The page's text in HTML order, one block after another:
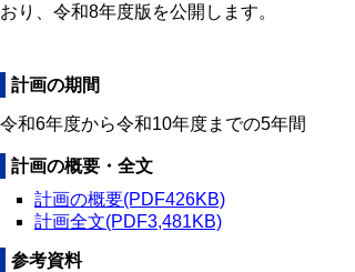
おり、令和8年度版を公開します。
計画の期間
令和6年度から令和10年度までの5年間
計画の概要・全文
計画の概要(PDF426KB)
計画全文(PDF3,481KB)
参考資料